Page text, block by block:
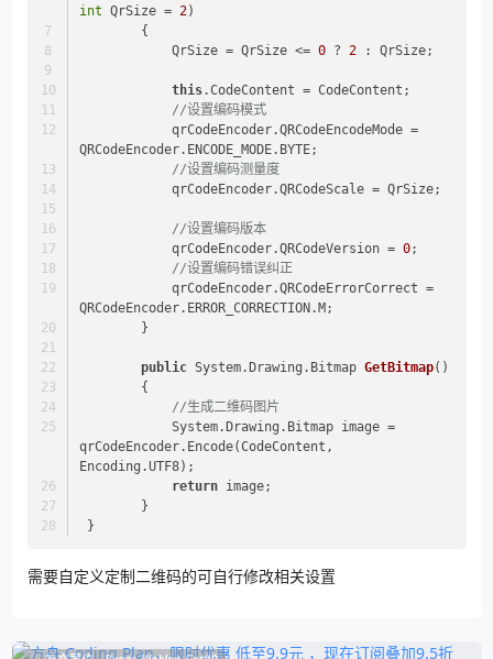
int QrSize = 2)
        {
            QrSize = QrSize <=
0 ? 2 : QrSize;
this.CodeContent = CodeContent;
//设置编码模式
QRCodeEncoder.ENCODE_MODE.BYTE;
//设置编码测量度
            qrCodeEncoder.QRCodeScale = QrSize;
//设置编码版本
            qrCodeEncoder.QRCodeVersion =
0;
//设置编码错误纠正
QRCodeEncoder.ERROR_CORRECTION.M;
        }
public System.Drawing. Bitmap GetBitmap()
        {
//生成二维码图片
qrCodeEncoder.Encode(CodeContent,
Encoding.UTF8);
return image;
        }
}
需要自定义定制二维码的可自行修改相关设置